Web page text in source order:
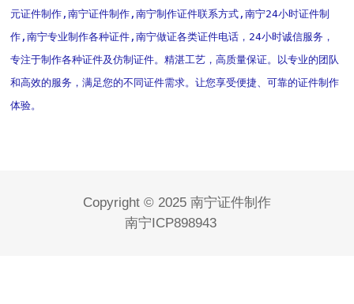
元证件制作,南宁证件制作,南宁制作证件联系方式,南宁24小时证件制
作,南宁专业制作各种证件,南宁做证各类证件电话，24小时诚信服务，
专注于制作各种证件及仿制证件。精湛工艺，高质量保证。以专业的团队
和高效的服务，满足您的不同证件需求。让您享受便捷、可靠的证件制作
体验。
Copyright © 2025 南宁证件制作
南宁ICP898943